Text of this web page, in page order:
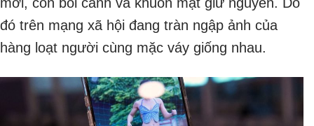
đó trên mạng xã hội đang tràn ngập ảnh của
hàng loạt người cùng mặc váy giống nhau.